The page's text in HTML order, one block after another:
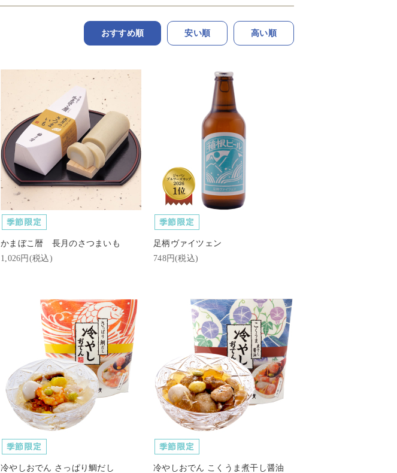
おすすめ順 安い順 高い順
かまぼこ暦 長月のさつまいも
1,026円(税込)
足柄ヴァイツェン
748円(税込)
冷やしおでん さっぱり鯛だし
冷やしおでん こくうま煮干し醤油